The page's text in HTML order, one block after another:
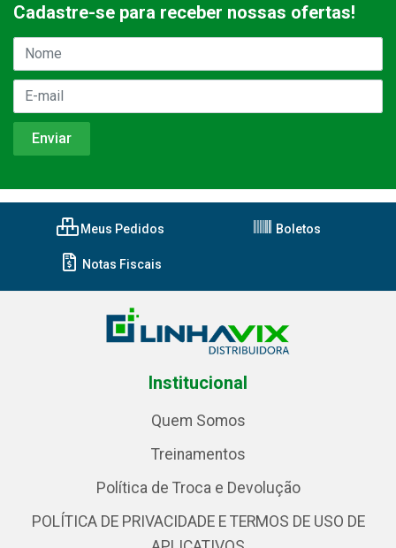
Cadastre-se para receber nossas ofertas!
Meus Pedidos Boletos
Notas Fiscais
Institucional
Quem Somos
Treinamentos
Política de Troca e Devolução
POLÍTICA DE PRIVACIDADE E TERMOS DE USO DE